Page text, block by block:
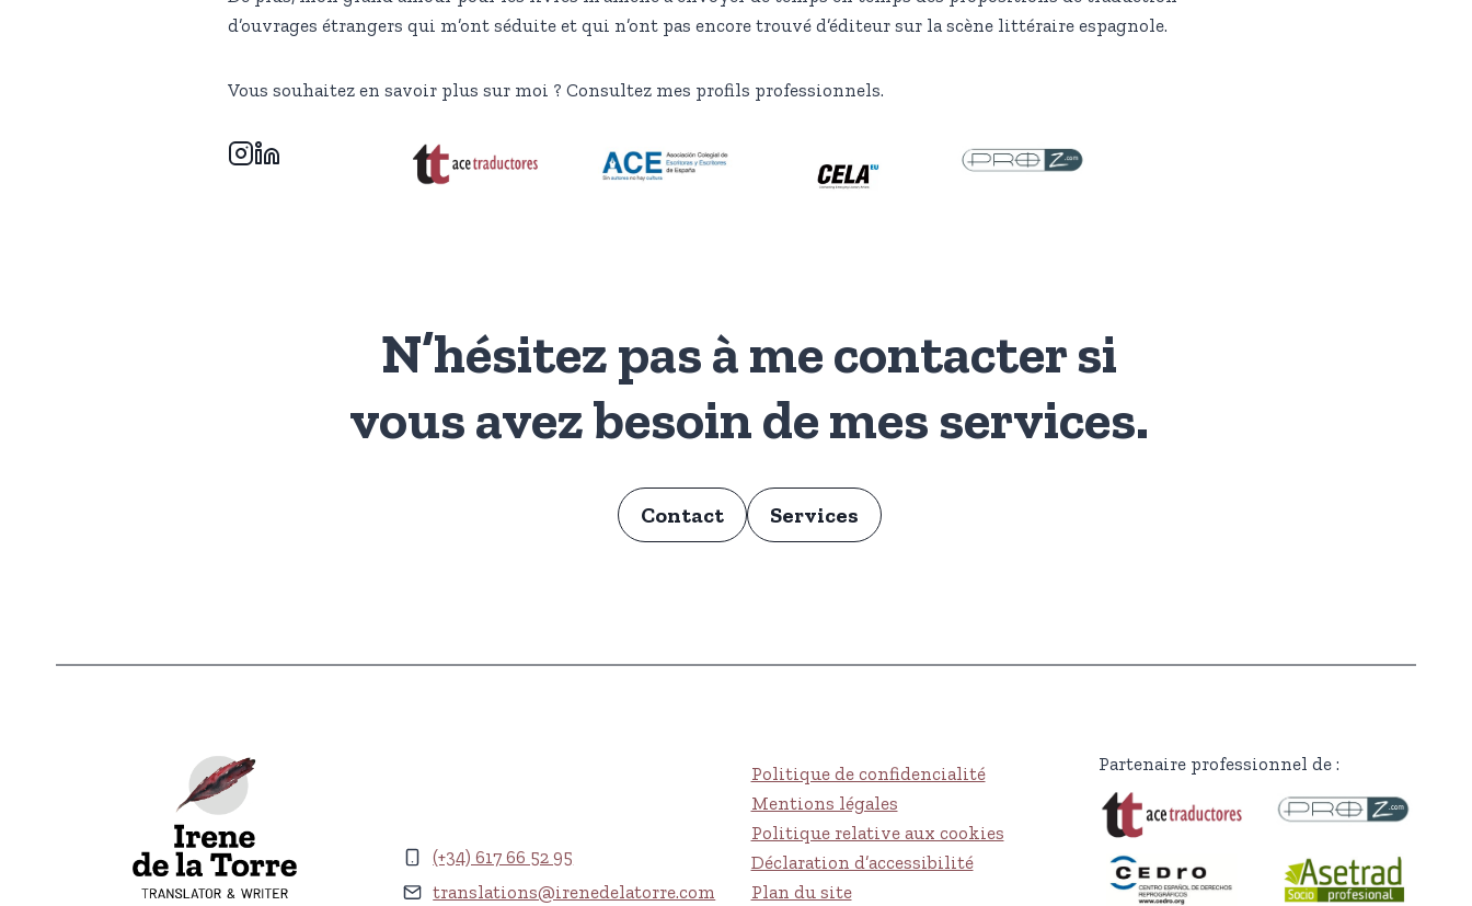
d’ouvrages étrangers qui m’ont séduite et qui n’ont pas encore trouvé d’éditeur sur la scène littéraire espagnole.
Vous souhaitez en savoir plus sur moi ? Consultez mes profils professionnels.
N’hésitez pas à me contacter si
vous avez besoin de mes services.
Contact Services
(+34) 617 66 52 95
translations@irenedelatorre.com
Politique de confidencialité
Mentions légales
Politique relative aux cookies
Déclaration d’accessibilité
Plan du site
Partenaire professionnel de :